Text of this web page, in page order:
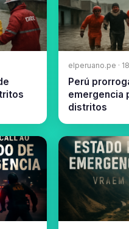
elperuano.pe ·
Perú
emergencia
distritos